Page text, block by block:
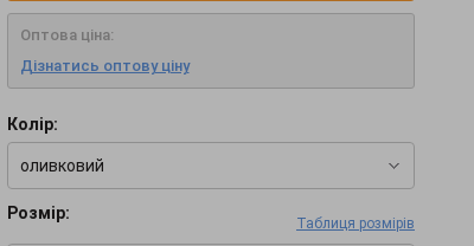
Оптова ціна:
Дізнатись оптову ціну
Колір:
оливковий
Розмір:
Таблиця розмірів